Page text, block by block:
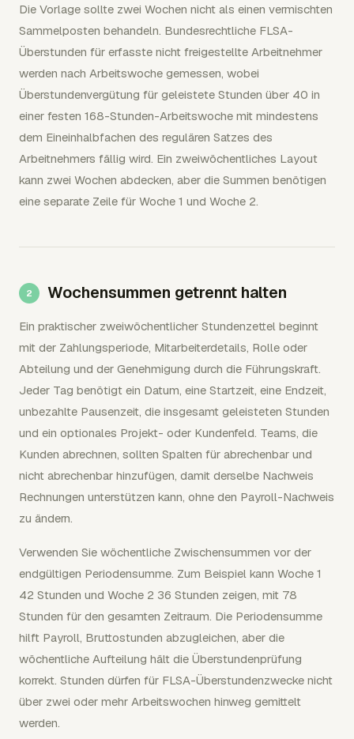
Die Vorlage sollte zwei Wochen nicht als einen vermischten
Sammelposten behandeln. Bundesrechtliche FLSA-
Überstunden für erfasste nicht freigestellte Arbeitnehmer
werden nach Arbeitswoche gemessen, wobei
Überstundenvergütung für geleistete Stunden über 40 in
einer festen 168-Stunden-Arbeitswoche mit mindestens
dem Eineinhalbfachen des regulären Satzes des
Arbeitnehmers fällig wird. Ein zweiwöchentliches Layout
kann zwei Wochen abdecken, aber die Summen benötigen
eine separate Zeile für Woche 1 und Woche 2.
Wochensummen getrennt halten
Ein praktischer zweiwöchentlicher Stundenzettel beginnt
mit der Zahlungsperiode, Mitarbeiterdetails, Rolle oder
Abteilung und der Genehmigung durch die Führungskraft.
Jeder Tag benötigt ein Datum, eine Startzeit, eine Endzeit,
unbezahlte Pausenzeit, die insgesamt geleisteten Stunden
und ein optionales Projekt- oder Kundenfeld. Teams, die
Kunden abrechnen, sollten Spalten für abrechenbar und
nicht abrechenbar hinzufügen, damit derselbe Nachweis
Rechnungen unterstützen kann, ohne den Payroll-Nachweis
zu ändern.
Verwenden Sie wöchentliche Zwischensummen vor der
endgültigen Periodensumme. Zum Beispiel kann Woche 1
42 Stunden und Woche 2 36 Stunden zeigen, mit 78
Stunden für den gesamten Zeitraum. Die Periodensumme
hilft Payroll, Bruttostunden abzugleichen, aber die
wöchentliche Aufteilung hält die Überstundenprüfung
korrekt. Stunden dürfen für FLSA-Überstundenzwecke nicht
über zwei oder mehr Arbeitswochen hinweg gemittelt
werden.